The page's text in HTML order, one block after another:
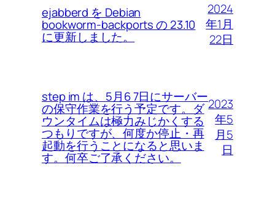
ejabberd を Debian
bookworm-backports の 23.10
に更新しました。
2024
年1月
22日
step im は、5月6 7日にサーバー
の保守作業を行う予定です。ダ
ウンタイムは極力みじかくする
つもりですが、何度か停止・再
起動を行うことになると思いま
す。何卒ご了承ください。
2023
年5
月5
日